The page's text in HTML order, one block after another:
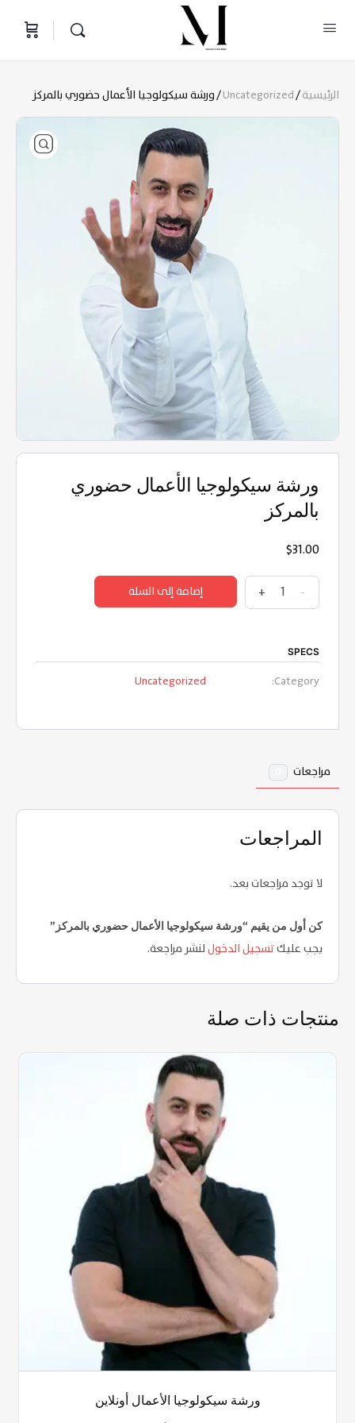
الرئيسية/
Uncategorized/ ورشة سيكولوجيا الأعمال حضوري بالمركز
ورشة سيكولوجيا الأعمال حضوري
بالمركز
$31.00
-
+ إضافة إلى السلة
SPECS
Category:
Uncategorized
مراجعات
المراجعات
لا توجد مراجعات بعد.
كن أول من يقيم “ورشة سيكولوجيا الأعمال حضوري بالمركز”
يجب عليكتسجيل الدخوللنشر مراجعة.
منتجات ذات صلة
ورشة سيكولوجيا الأعمال أونلاين